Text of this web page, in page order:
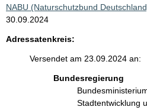
NABU (Naturschutzbund
30.09.2024
Adressatenkreis:
Versendet am 23.09.2024 an:
Bundesregierung
Stadtentwicklung